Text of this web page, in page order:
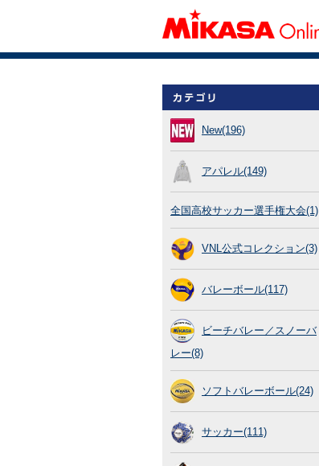
New(196)
アパレル(149)
全国高校サッカー選手権大会(1)
VNL公式コレクション(3)
バレーボール(117)
ビーチバレー／スノーバ
レー(8)
ソフトバレーボール(24)
サッカー(111)